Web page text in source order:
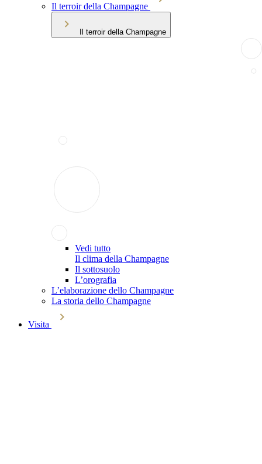
Il terroir della Champagne
Il terroir della Champagne
Vedi tutto
Il clima della Champagne
Il sottosuolo
L’orografia
L’elaborazione dello Champagne
La storia dello Champagne
Visita